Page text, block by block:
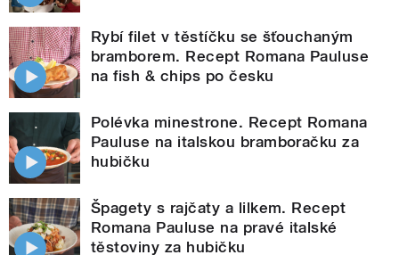
Rybí filet v těstíčku se šťouchaným
bramborem. Recept Romana Pauluse
na fish & chips po česku
Polévka minestrone. Recept Romana
Pauluse na italskou bramboračku za
hubičku
Špagety s rajčaty a lilkem. Recept
Romana Pauluse na pravé italské
těstoviny za hubičku